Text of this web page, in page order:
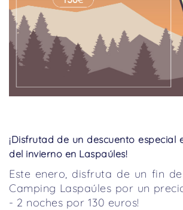
¡Disfrutad de un descuento
del invierno en Laspaúles!
Este enero, disfruta de un fin
Camping Laspaúles por un
- 2 noches por 130 euros!